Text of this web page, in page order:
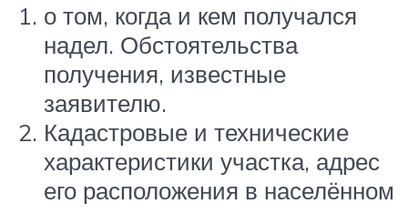
о том, когда и кем получался
надел. Обстоятельства
получения, известные
заявителю.
Кадастровые и технические
характеристики участка, адрес
его расположения в населённом